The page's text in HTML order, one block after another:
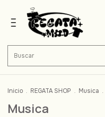
Inicio . REGATA SHOP . Musica .
Musica